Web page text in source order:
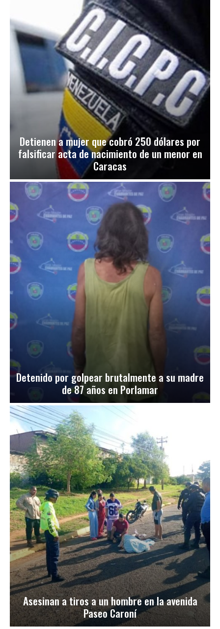
Detienen a mujer que cobró 250 dólares por
falsificar acta de nacimiento de un menor en
Caracas
Detenido por golpear brutalmente a su madre
de 87 años en Porlamar
Asesinan a tiros a un hombre en la avenida
Paseo Caroní